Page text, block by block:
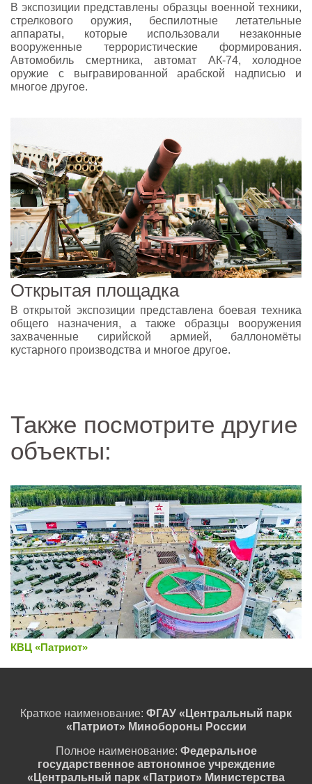
В экспозиции представлены образцы военной техники,
стрелкового оружия, беспилотные летательные
аппараты, которые использовали незаконные
вооруженные террористические формирования.
Автомобиль смертника, автомат АК-74, холодное
оружие с выгравированной арабской надписью и
многое другое.
Открытая площадка
В открытой экспозиции представлена боевая техника
общего назначения, а также образцы вооружения
захваченные сирийской армией, баллономёты
кустарного производства и многое другое.
Также посмотрите другие
объекты:
КВЦ «Патриот»
Краткое наименование: ФГАУ «Центральный парк
«Патриот» Минобороны России
Полное наименование: Федеральное
государственное автономное учреждение
«Центральный парк «Патриот» Министерства